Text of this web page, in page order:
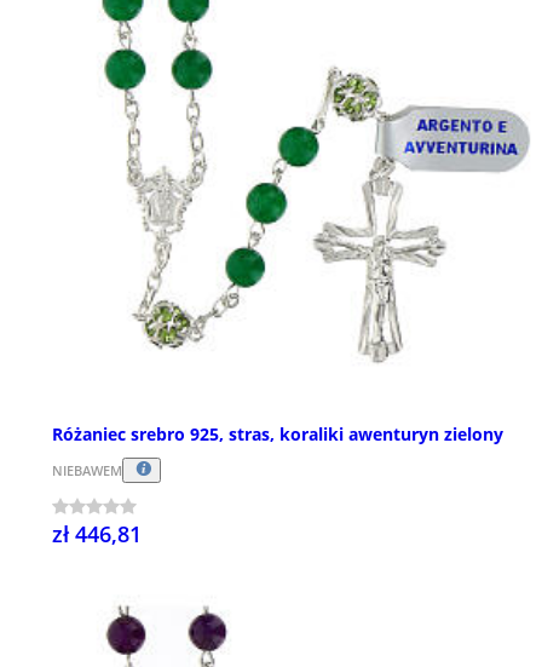
Różaniec srebro 925, stras, koraliki awenturyn zielony
NIEBAWEM
zł 446,81